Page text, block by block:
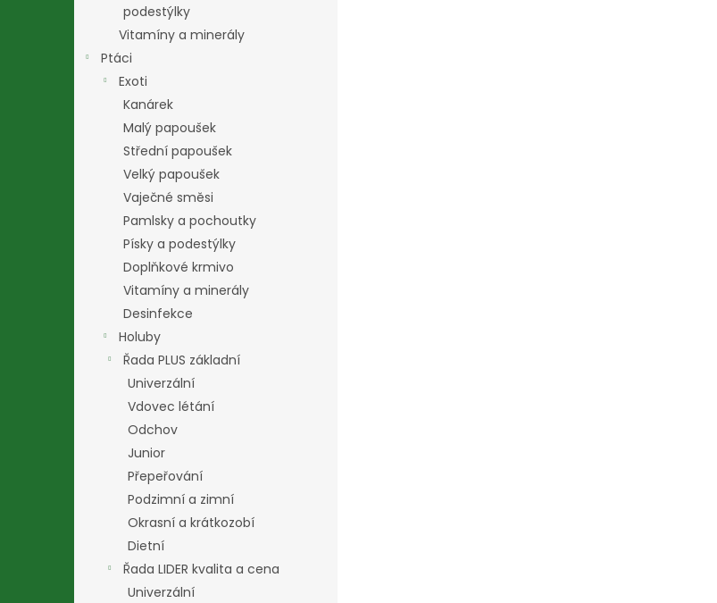
podestýlky
Vitamíny a minerály
Ptáci
Exoti
Kanárek
Malý papoušek
Střední papoušek
Velký papoušek
Vaječné směsi
Pamlsky a pochoutky
Písky a podestýlky
Doplňkové krmivo
Vitamíny a minerály
Desinfekce
Holuby
Řada PLUS základní
Univerzální
Vdovec létání
Odchov
Junior
Přepeřování
Podzimní a zimní
Okrasní a krátkozobí
Dietní
Řada LIDER kvalita a cena
Univerzální